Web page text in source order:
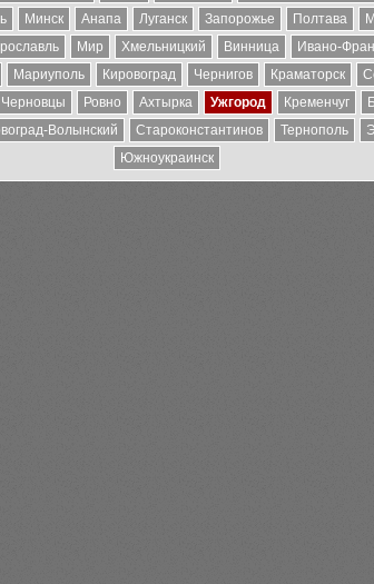
Минск Анапа Луганск Запорожье Полтава
Мир Хмельницкий Винница Ивано-
Мариуполь Кировоград Чернигов Краматорск
Черновцы Ровно Ахтырка Ужгород Кременчуг
Волынский Староконстантинов Тернополь
Южноукраинск